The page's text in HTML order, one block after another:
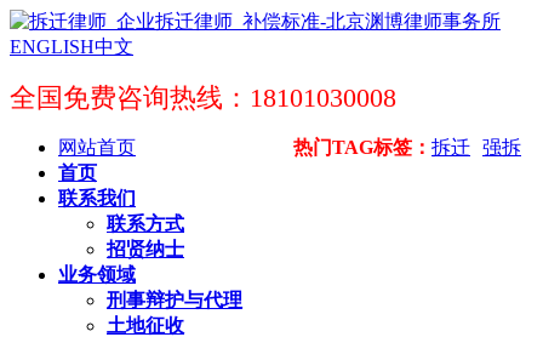
ENGLISH中文
全国免费咨询热线：18101030008
热门TAG标签： 强拆
拆迁
网站首页
首页
联系我们
联系方式
招贤纳士
业务领域
刑事辩护与代理
土地征收